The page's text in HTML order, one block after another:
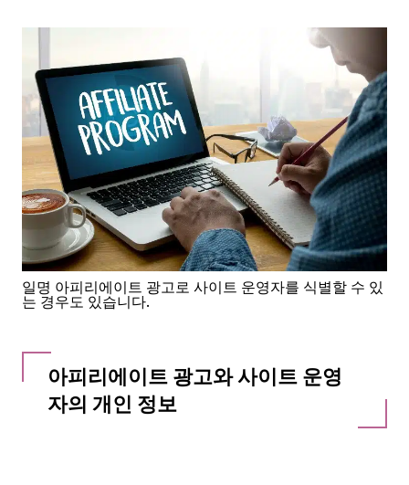
일명 아피리에이트 광고로 사이트 운영자를 식별할 수 있
는 경우도 있습니다.
아피리에이트 광고와 사이트 운영
자의 개인 정보